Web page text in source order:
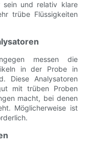
sein und relativ klare
trübe Flüssigkeiten
messen die
in der Probe in
Diese Analysatoren
mit trüben Proben
macht, bei denen
Möglicherweise ist